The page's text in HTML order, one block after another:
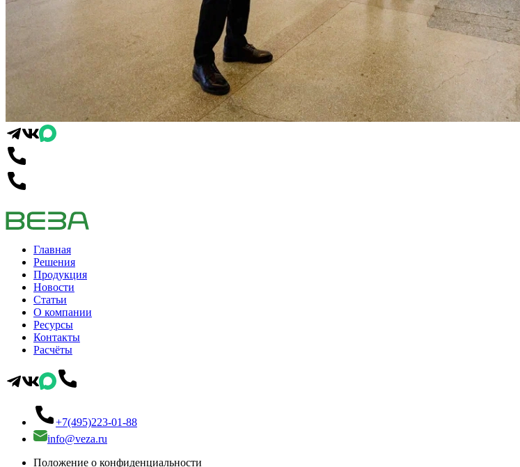
Главная
Решения
Продукция
Новости
Статьи
О компании
Ресурсы
Контакты
Расчёты
+7(495)223-01-88
info@veza.ru
Положение о конфиденциальности